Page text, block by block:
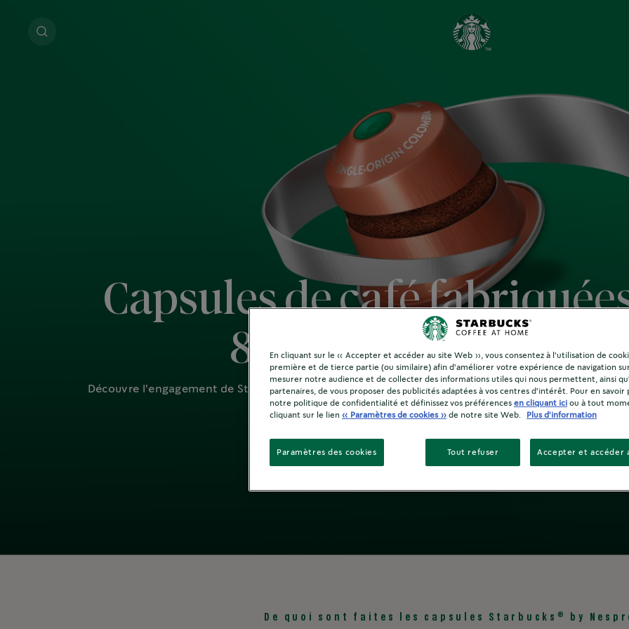
Capsules de café
80% d'aluminium
Découvre l'engagement de Starbucks
en matière d'approvisionnement éthique et comment
Starbucks®by Nespresso®.
De quoi sont faites les capsules Starbucks ® by
En cliquant sur le « Accepter et accéder au site Web », vous consentez à l'utilisation de
première et de tierce partie (ou similaire) afin d'améliorer votre expérience de navigation
mesurer notre audience et de collecter des informations utiles qui nous permettent, ainsi
partenaires, de vous proposer des publicités adaptées à vos centres d'intérêt. Pour en savoir
notre politique de confidentialité et définissez vos préférences en cliquant ici ou à tout
cliquant sur le lien « Paramètres de cookies » de notre site Web. Plus d'information
Paramètres des cookies Tout refuser Accepter et accéder